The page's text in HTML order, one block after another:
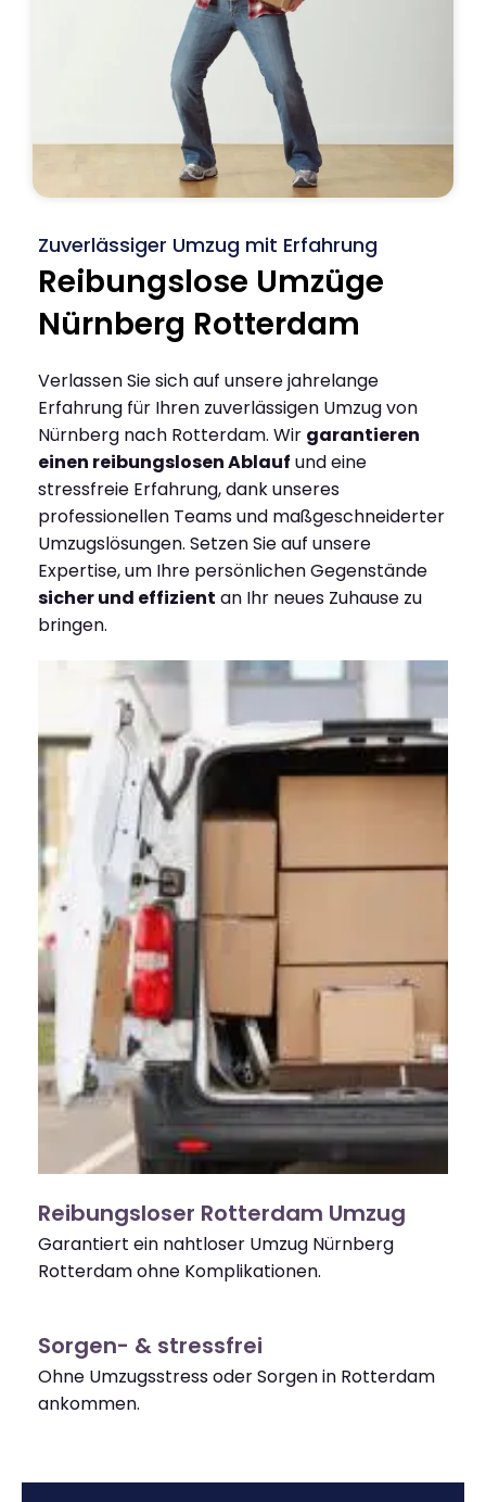
Zuverlässiger Umzug mit Erfahrung
Reibungslose Umzüge
Nürnberg Rotterdam
Verlassen Sie sich auf unsere jahrelange
Erfahrung für Ihren zuverlässigen Umzug von
Nürnberg nach Rotterdam. Wir garantieren
einen reibungslosen Ablauf und eine
stressfreie Erfahrung, dank unseres
professionellen Teams und maßgeschneiderter
Umzugslösungen. Setzen Sie auf unsere
Expertise, um Ihre persönlichen Gegenstände
sicher und effizient an Ihr neues Zuhause zu
bringen.
Reibungsloser Rotterdam Umzug
Garantiert ein nahtloser Umzug Nürnberg
Rotterdam ohne Komplikationen.
Sorgen- & stressfrei
Ohne Umzugsstress oder Sorgen in Rotterdam
ankommen.